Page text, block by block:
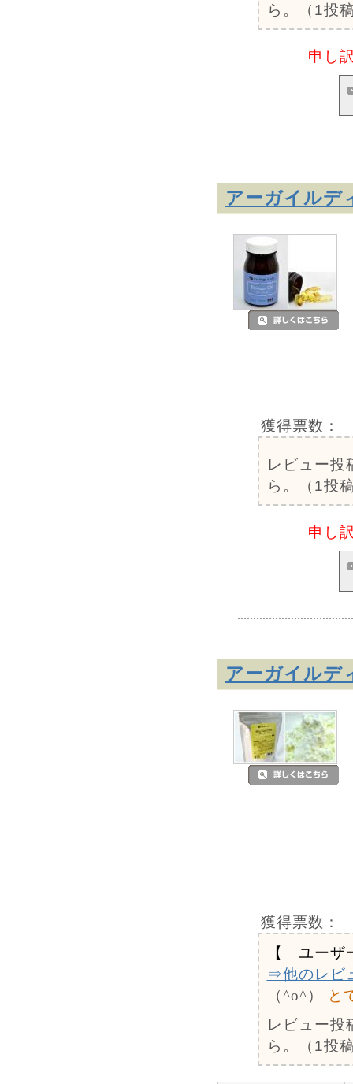
ら。（1投
申し
アーガイル
獲得票数：
レビュー投
ら。（1投
申し
アーガイル
獲得票数：
【 ユーザ
⇒他のレビ
（^o^）
と
レビュー投
ら。（1投